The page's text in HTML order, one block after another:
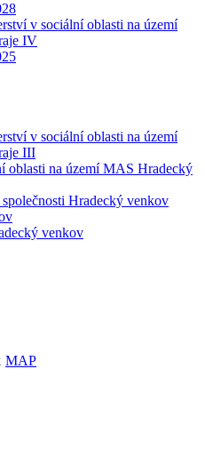
v sociální oblasti na území
IV
v sociální oblasti na území
III
oblasti na území MAS Hradecký
Hradecký venkov
venkov
MAP